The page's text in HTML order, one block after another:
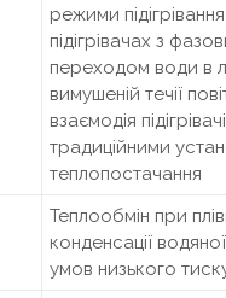
режими
підігрівачах з
переходом води в
вимушеній течії
взаємодія
традиційними
теплопостачання
Теплообмін при
конденсації
умов низького